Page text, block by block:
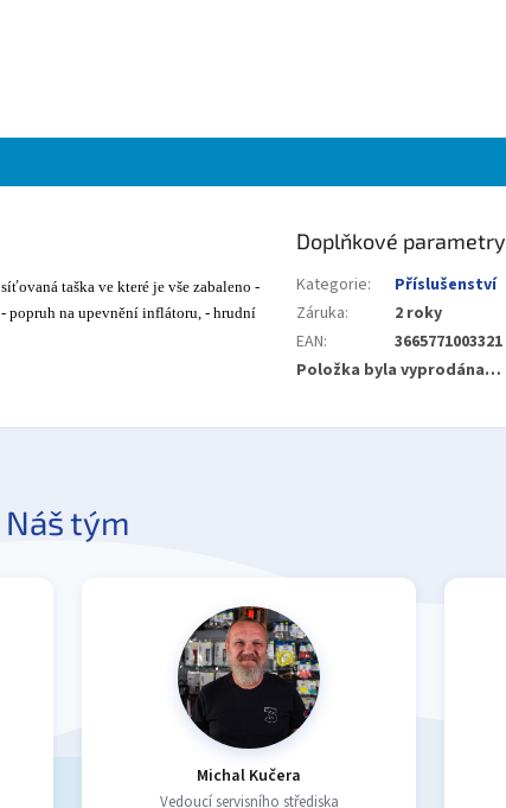
taška ve které je vše zabaleno -
popruh na upevnění inflátoru, - hrudní
Doplňkové parametry
Kategorie:
Příslušenství
Záruka:
2 roky
EAN:
3665771003321
Položka byla vyprodána…
Náš tým
Michal Kučera
Vedoucí servisního střediska